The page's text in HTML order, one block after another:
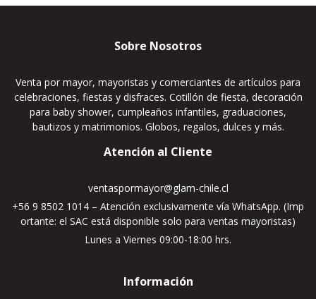
Sobre Nosotros
Venta por mayor, mayoristas y comerciantes de artículos para
celebraciones, fiestas y disfraces. Cotillón de fiesta, decoración
para baby shower, cumpleaños infantiles, graduaciones,
bautizos y matrimonios. Globos, regalos, dulces y más.
Atención al Cliente
ventaspormayor@glam-chile.cl
+56 9 8502 1014 – Atención exclusivamente vía WhatsApp. (Imp
ortante: el SAC está disponible solo para ventas mayoristas)
Lunes a Viernes 09:00-18:00 hrs.
Información